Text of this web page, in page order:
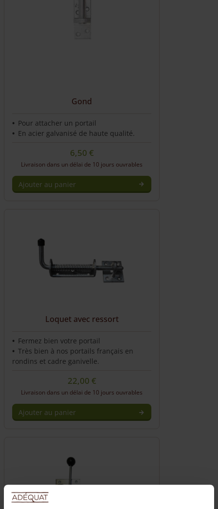
Gond
Pour attacher un portail
En acier galvanisé de haute qualité.
6,50 €
Livraison dans un délai de 10 jours ouvrables
Ajouter au panier
Loquet avec ressort
Fermez bien votre portail
Très bien à nos portails français en
rondins et cadre ganivelle.
22,00 €
Livraison dans un délai de 10 jours ouvrables
Ajouter au panier